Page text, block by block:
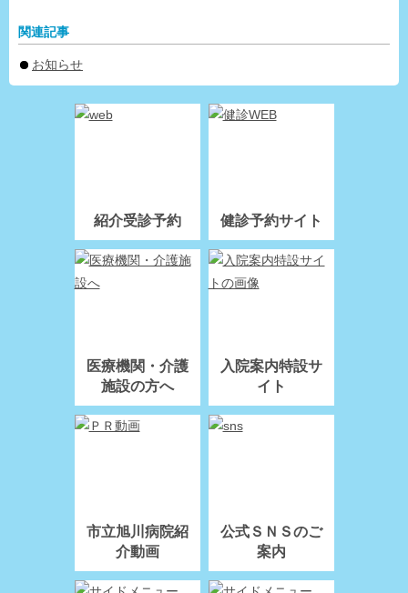
関連記事
お知らせ
紹介受診予約 健診予約サイト
医療機関・介護
施設の方へ
入院案内特設サ
イト
市立旭川病院紹
介動画
公式ＳＮＳのご
案内